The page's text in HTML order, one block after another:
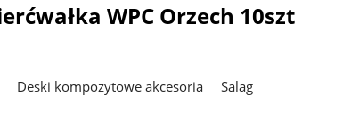
WPC Orzech 10szt
Deski kompozytowe akcesoria Salag